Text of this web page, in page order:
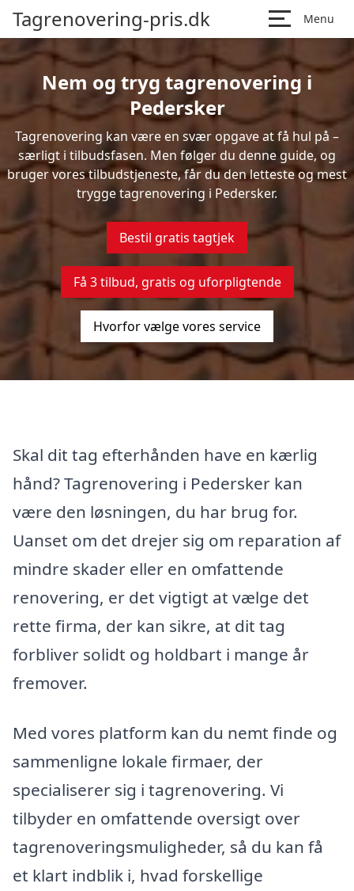
Tagrenovering-pris.dk Menu
Nem og tryg tagrenovering i
Pedersker
Tagrenovering kan være en svær opgave at få hul på –
særligt i tilbudsfasen. Men følger du denne guide, og
bruger vores tilbudstjeneste, får du den letteste og mest
trygge tagrenovering i Pedersker.
Bestil gratis tagtjek
Få 3 tilbud, gratis og uforpligtende
Hvorfor vælge vores service
Skal dit tag efterhånden have en kærlig
hånd? Tagrenovering i Pedersker kan
være den løsningen, du har brug for.
Uanset om det drejer sig om reparation af
mindre skader eller en omfattende
renovering, er det vigtigt at vælge det
rette firma, der kan sikre, at dit tag
forbliver solidt og holdbart i mange år
fremover.
Med vores platform kan du nemt finde og
sammenligne lokale firmaer, der
specialiserer sig i tagrenovering. Vi
tilbyder en omfattende oversigt over
tagrenoveringsmuligheder, så du kan få
et klart indblik i, hvad forskellige